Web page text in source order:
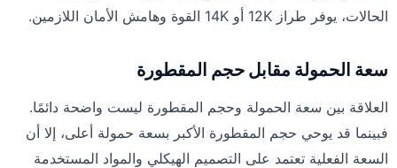
الحالات، يوفر طراز 12K أو 14K القوة وهامش الأمان اللازمين.
سعة الحمولة مقابل حجم المقطورة
العلاقة بين سعة الحمولة وحجم المقطورة ليست واضحة دائمًا.
فبينما قد يوحي حجم المقطورة الأكبر بسعة حمولة أعلى، إلا أن
السعة الفعلية تعتمد على التصميم الهيكلي والمواد المستخدمة